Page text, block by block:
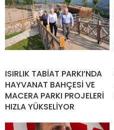
ISIRLIK TABİAT PARKI’NDA
HAYVANAT BAHÇESİ VE
MACERA PARKI PROJELERİ
HIZLA YÜKSELİYOR